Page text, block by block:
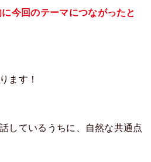
今回のテーマにつながったと
ます！
しているうちに、自然な共通点